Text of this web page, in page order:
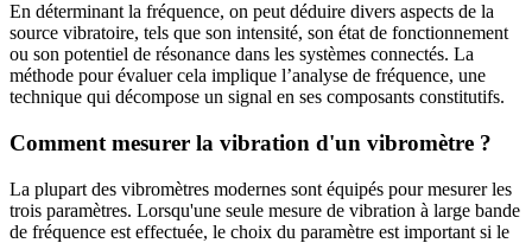
En déterminant la fréquence, on peut déduire divers aspects de la
source vibratoire, tels que son intensité, son état de fonctionnement
ou son potentiel de résonance dans les systèmes connectés. La
méthode pour évaluer cela implique l’analyse de fréquence, une
technique qui décompose un signal en ses composants constitutifs.
Comment mesurer la vibration d'un vibromètre ?
La plupart des vibromètres modernes sont équipés pour mesurer les
trois paramètres. Lorsqu'une seule mesure de vibration à large bande
de fréquence est effectuée, le choix du paramètre est important si le